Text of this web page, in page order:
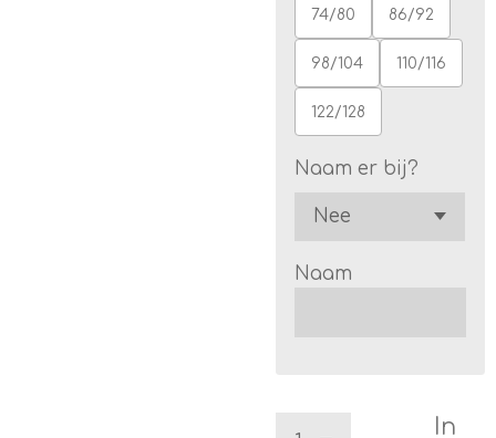
74/80 86/92
98/104 110/116
122/128
Naam er bij?
Naam
In